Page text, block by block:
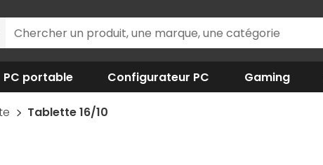
PC portable Configurateur PC Gaming
Tablette 16/10